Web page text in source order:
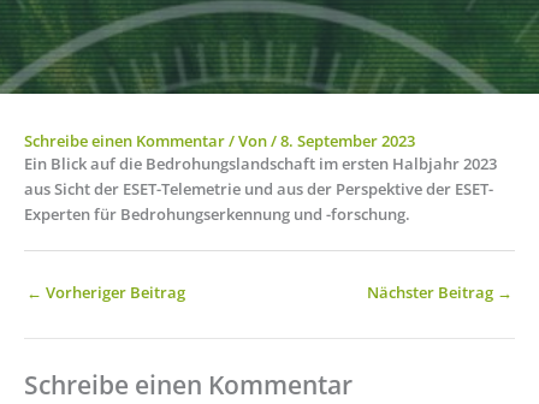
Schreibe einen Kommentar/ Von/8. September 2023
Ein Blick auf die Bedrohungslandschaft im ersten Halbjahr 2023
aus Sicht der ESET-Telemetrie und aus der Perspektive der ESET-
Experten für Bedrohungserkennung und -forschung.
← Vorheriger Beitrag Nächster Beitrag →
Schreibe einen Kommentar